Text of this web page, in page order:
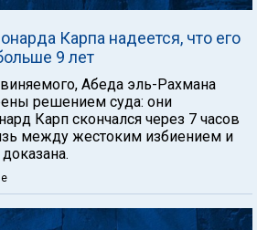
Карпа надеется, что его
9 лет
Абеда эль-Рахмана
решением суда: они
Карп скончался через 7 часов
между жестоким избиением и